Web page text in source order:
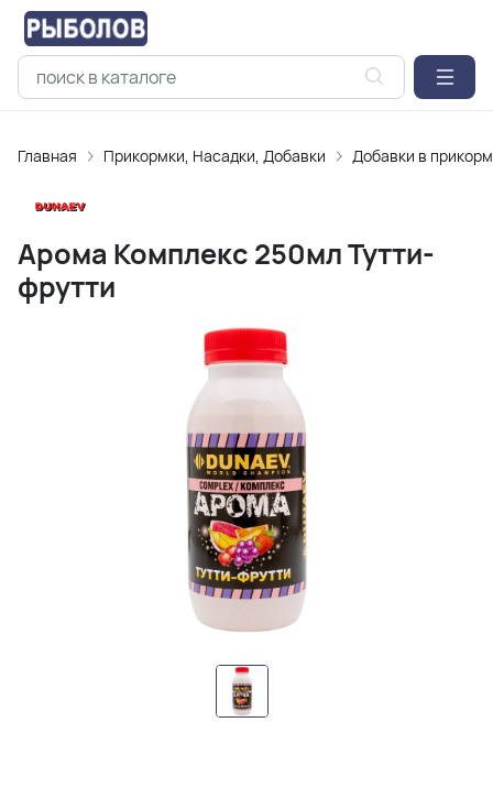
Главная Прикормки, Насадки, Добавки Добавки в
Арома Комплекс 250мл Тутти-
фрутти